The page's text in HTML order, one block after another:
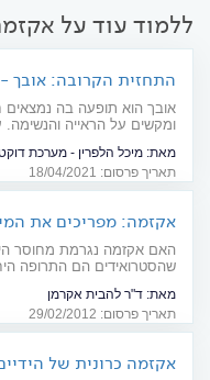
ללמוד עוד על
התחזית הקרובה: אובך -
אובך הוא תופעה בה נמצאים
ומקשים על הראייה והנשימה.
מערכות הגוף העיקריות
ועיניים. 3 מומחים
את הסיכוי לנזק בריאותי
מאת: מיכל הלפרין - מערכת
תאריך פרסום: 18/04/2021
אקזמה: מפריכים את
האם אקזמה נגרמת מחוסר
שהסטרואידים הם התרופה
מאת: ד"ר להבית אקרמן
תאריך פרסום: 29/02/2012
אקזמה כרונית של